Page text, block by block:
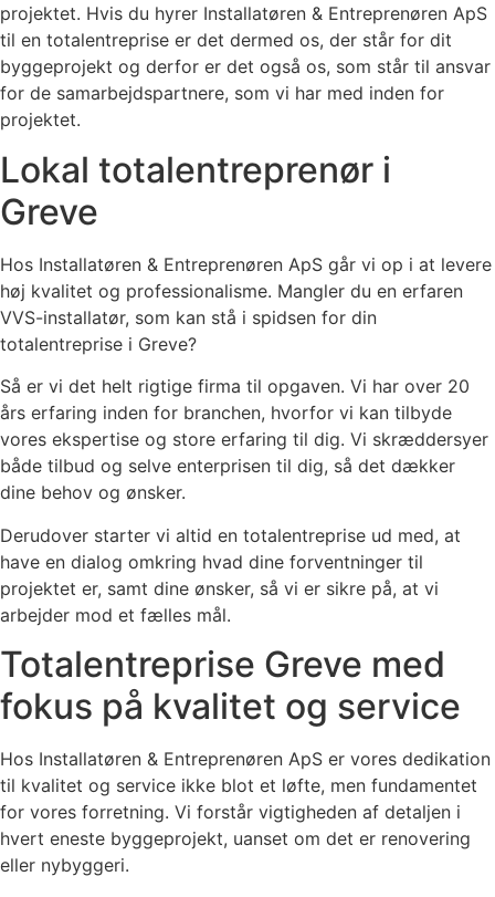
projektet. Hvis du hyrer Installatøren & Entreprenøren ApS
til en totalentreprise er det dermed os, der står for dit
byggeprojekt og derfor er det også os, som står til ansvar
for de samarbejdspartnere, som vi har med inden for
projektet.
Lokal totalentreprenør i
Greve
Hos Installatøren & Entreprenøren ApS går vi op i at levere
høj kvalitet og professionalisme. Mangler du en erfaren
VVS-installatør, som kan stå i spidsen for din
totalentreprise i Greve?
Så er vi det helt rigtige firma til opgaven. Vi har over 20
års erfaring inden for branchen, hvorfor vi kan tilbyde
vores ekspertise og store erfaring til dig. Vi skræddersyer
både tilbud og selve enterprisen til dig, så det dækker
dine behov og ønsker.
Derudover starter vi altid en totalentreprise ud med, at
have en dialog omkring hvad dine forventninger til
projektet er, samt dine ønsker, så vi er sikre på, at vi
arbejder mod et fælles mål.
Totalentreprise Greve med
fokus på kvalitet og service
Hos Installatøren & Entreprenøren ApS er vores dedikation
til kvalitet og service ikke blot et løfte, men fundamentet
for vores forretning. Vi forstår vigtigheden af detaljen i
hvert eneste byggeprojekt, uanset om det er renovering
eller nybyggeri.